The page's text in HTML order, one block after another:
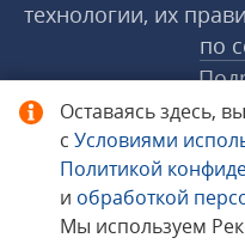
Оставаясь здесь,
с Условиями
Политикой
и обработкой
Мы используем
технологии, их
по
© 1998−2026